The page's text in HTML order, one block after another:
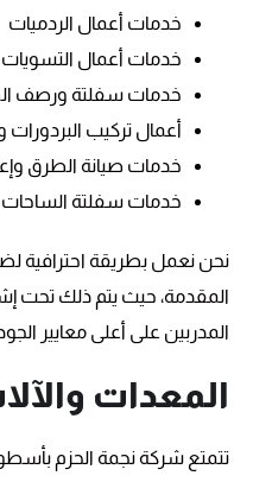
خدمات أعمال الردميات
خدمات أعمال التسويات
خدمات سفلتة ورصف
أعمال تركيب البردورات
خدمات صيانة الطرق
خدمات سفلتة
نحن نعمل بطريقة احترافية
المقدمة، حيث يتم ذلك تحت
المدربين على أعلى معايير
المعدات
تتمتع شركة نجمة الحزم